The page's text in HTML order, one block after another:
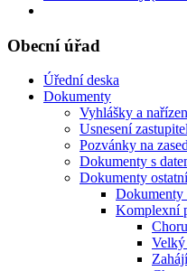
Obecní úřad
Úřední deska
Dokumenty
Vyhlášky a
Usnesení
Pozvánky na
Dokumenty s
Dokumenty ostatní
Dokumenty
Komplexní